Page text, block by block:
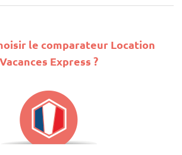
le comparateur Location
Vacances Express ?